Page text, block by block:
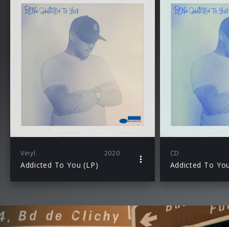
Vinyl 2020
Addicted To You (LP)
CD
Addicted To